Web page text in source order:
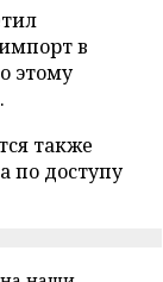
в
этому
также
по доступу